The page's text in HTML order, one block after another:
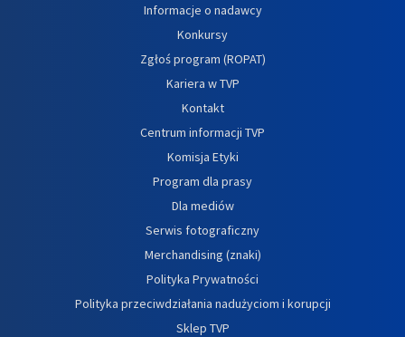
Informacje o nadawcy
Konkursy
Zgłoś program (ROPAT)
Kariera w TVP
Kontakt
Centrum informacji TVP
Komisja Etyki
Program dla prasy
Dla mediów
Serwis fotograficzny
Merchandising (znaki)
Polityka Prywatności
Polityka przeciwdziałania nadużyciom i korupcji
Sklep TVP